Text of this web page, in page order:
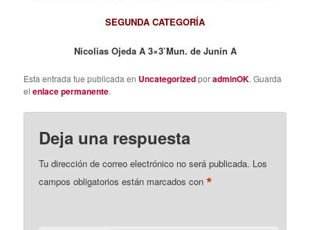
SEGUNDA CATEGORÍA
Nicolias Ojeda A 3×3’Mun. de Junín A
Esta entrada fue publicada en UncategorizedporadminOK. Guarda
elenlace permanente.
Deja una respuesta
Tu dirección de correo electrónico no será publicada. Los
campos obligatorios están marcados con*